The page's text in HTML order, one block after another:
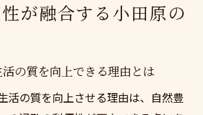
が融合する小田原の
の質を向上できる理由とは
活の質を向上させる理由は、自然豊